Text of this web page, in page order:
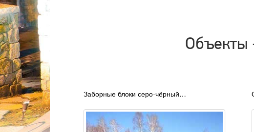
Объекты
Заборные блоки серо-чёрный…